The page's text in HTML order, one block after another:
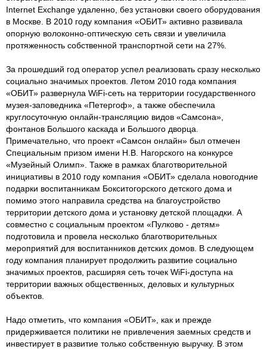
Internet Exchange удаленно, без установки своего оборудования
в Москве. В 2010 году компания «ОБИТ» активно развивала
опорную волоконно-оптическую сеть связи и увеличила
протяженность собственной транспортной сети на 27%.
За прошедший год оператор успел реализовать сразу несколько
социально значимых проектов. Летом 2010 года компания
«ОБИТ» развернула WiFi-сеть на территории государственного
музея-заповедника «Петергоф», а также обеспечила
круглосуточную онлайн-трансляцию видов «Самсона»,
фонтанов Большого каскада и Большого дворца.
Примечательно, что проект «Самсон онлайн» был отмечен
Специальным призом имени Н.В. Нагорского на конкурсе
«Музейный Олимп». Также в рамках благотворительной
инициативы в 2010 году компания «ОБИТ» сделала новогодние
подарки воспитанникам Бокситогорского детского дома и
помимо этого направила средства на благоустройство
территории детского дома и установку детской площадки. А
совместно с социальным проектом «Пулково - детям»
подготовила и провела несколько благотворительных
мероприятий для воспитанников детских домов. В следующем
году компания планирует продолжить развитие социально
значимых проектов, расширяя сеть точек WiFi-доступа на
территории важных общественных, деловых и культурных
объектов.
Надо отметить, что компания «ОБИТ», как и прежде
придерживается политики не привлечения заемных средств и
инвестирует в развитие только собственную выручку. В этом